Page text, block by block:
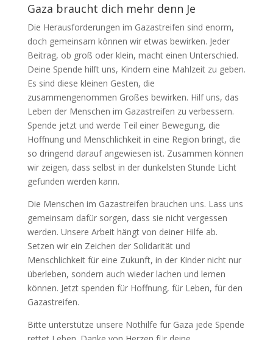
Gaza braucht dich mehr denn Je
Die Herausforderungen im Gazastreifen sind enorm,
doch gemeinsam können wir etwas bewirken. Jeder
Beitrag, ob groß oder klein, macht einen Unterschied.
Deine Spende hilft uns, Kindern eine Mahlzeit zu geben.
Es sind diese kleinen Gesten, die
zusammengenommen Großes bewirken. Hilf uns, das
Leben der Menschen im Gazastreifen zu verbessern.
Spende jetzt und werde Teil einer Bewegung, die
Hoffnung und Menschlichkeit in eine Region bringt, die
so dringend darauf angewiesen ist. Zusammen können
wir zeigen, dass selbst in der dunkelsten Stunde Licht
gefunden werden kann.
Die Menschen im Gazastreifen brauchen uns. Lass uns
gemeinsam dafür sorgen, dass sie nicht vergessen
werden. Unsere Arbeit hängt von deiner Hilfe ab.
Setzen wir ein Zeichen der Solidarität und
Menschlichkeit für eine Zukunft, in der Kinder nicht nur
überleben, sondern auch wieder lachen und lernen
können. Jetzt spenden für Hoffnung, für Leben, für den
Gazastreifen.
Bitte unterstütze unsere Nothilfe für Gaza jede Spende